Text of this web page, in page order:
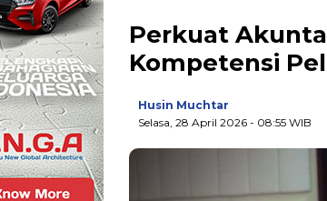
Perkuat
Kompetensi
Husin Muchtar
Selasa, 28 April 2026 - 08:55 WIB